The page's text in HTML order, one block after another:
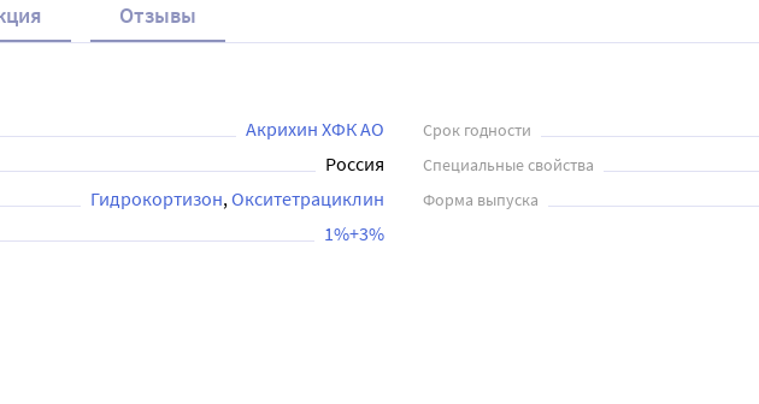
Отзывы
Акрихин ХФК АО Срок годности
Россия Специальные свойства
Гидрокортизон Окситетрациклин Форма выпуска
1%+3%